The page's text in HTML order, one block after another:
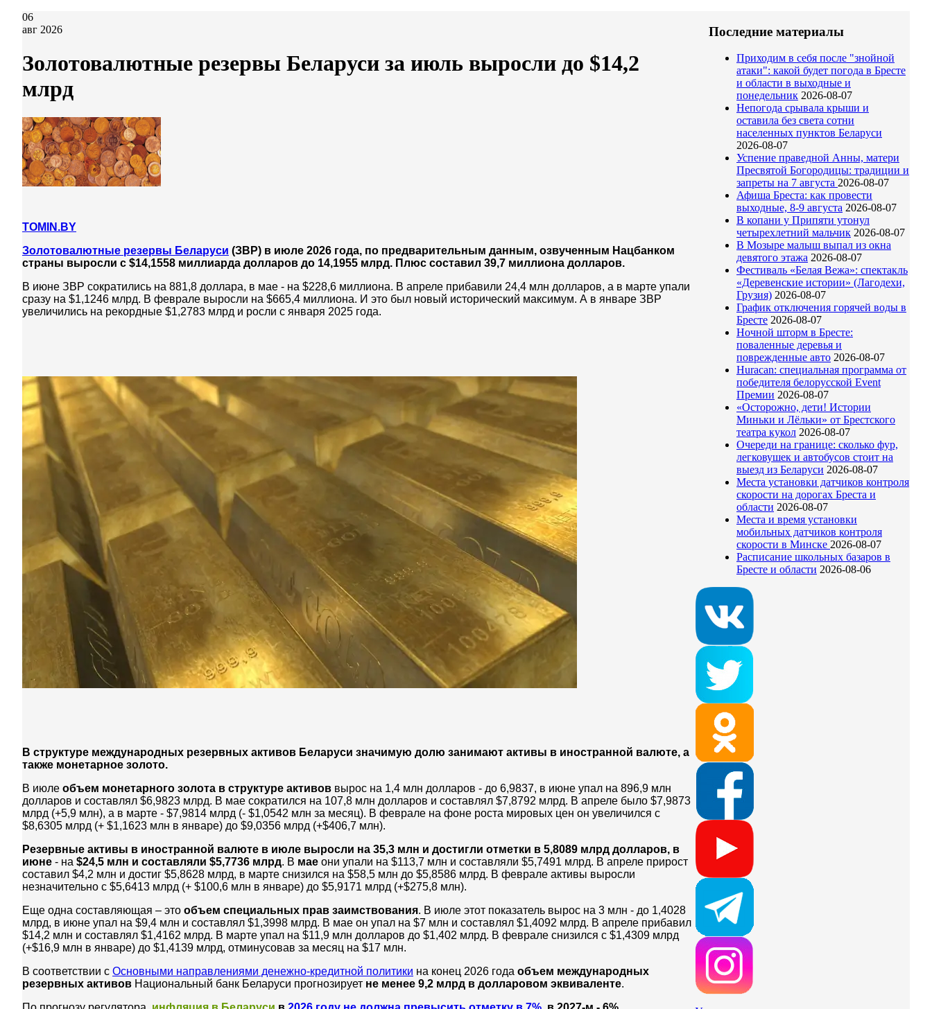
06
авг 2026
Золотовалютные резервы Беларуси за июль выросли до $14,2
млрд
TOMIN.BY
Золотовалютные резервы Беларуси (ЗВР) в июле 2026 года, по предварительным данным, озвученным Нацбанком
страны выросли с $14,1558 миллиарда долларов до 14,1955 млрд. Плюс составил 39,7 миллиона долларов.
В июне ЗВР сократились на 881,8 доллара, в мае - на $228,6 миллиона. В апреле прибавили 24,4 млн долларов, а в марте упали
сразу на $1,1246 млрд. В феврале выросли на $665,4 миллиона. И это был новый исторический максимум. А в январе ЗВР
увеличились на рекордные $1,2783 млрд и росли с января 2025 года.
В структуре международных резервных активов Беларуси значимую долю занимают активы в иностранной валюте, а
также монетарное золото.
В июле объем монетарного золота в структуре активов вырос на 1,4 млн долларов - до 6,9837, в июне упал на 896,9 млн
долларов и составлял $6,9823 млрд. В мае сократился на 107,8 млн долларов и составлял $7,8792 млрд. В апреле было $7,9873
млрд (+5,9 млн), а в марте - $7,9814 млрд (- $1,0542 млн за месяц). В феврале на фоне роста мировых цен он увеличился с
$8,6305 млрд (+ $1,1623 млн в январе) до $9,0356 млрд (+$406,7 млн).
Резервные активы в иностранной валюте в июле выросли на 35,3 млн и достигли отметки в 5,8089 млрд долларов, в
июне - на $24,5 млн и составляли $5,7736 млрд. В мае они упали на $113,7 млн и составляли $5,7491 млрд. В апреле прирост
составил $4,2 млн и достиг $5,8628 млрд, в марте снизился на $58,5 млн до $5,8586 млрд. В феврале активы выросли
незначительно с $5,6413 млрд (+ $100,6 млн в январе) до $5,9171 млрд (+$275,8 млн).
Еще одна составляющая – это объем специальных прав заимствования. В июле этот показатель вырос на 3 млн - до 1,4028
млрд, в июне упал на $9,4 млн и составлял $1,3998 млрд. В мае он упал на $7 млн и составлял $1,4092 млрд. В апреле прибавил
$14,2 млн и составлял $1,4162 млрд. В марте упал на $11,9 млн долларов до $1,402 млрд. В феврале снизился с $1,4309 млрд
(+$16,9 млн в январе) до $1,4139 млрд, отминусовав за месяц на $17 млн.
В соответствии с Основными направлениями денежно-кредитной политики на конец 2026 года объем международных
резервных активов Национальный банк Беларуси прогнозирует не менее 9,2 млрд в долларовом эквиваленте.
Последние материалы
Приходим в себя после "знойной
атаки": какой будет погода в Бресте
и области в выходные и
понедельник 2026-08-07
Непогода срывала крыши и
оставила без света сотни
населенных пунктов Беларуси
2026-08-07
Успение праведной Анны, матери
Пресвятой Богородицы: традиции и
запреты на 7 августа 2026-08-07
Афиша Бреста: как провести
выходные, 8-9 августа 2026-08-07
В копани у Припяти утонул
четырехлетний мальчик 2026-08-07
В Мозыре малыш выпал из окна
девятого этажа 2026-08-07
Фестиваль «Белая Вежа»: спектакль
«Деревенские истории» (Лагодехи,
Грузия) 2026-08-07
График отключения горячей воды в
Бресте 2026-08-07
Ночной шторм в Бресте:
поваленные деревья и
поврежденные авто 2026-08-07
Huracan: специальная программа от
победителя белорусской Event
Премии 2026-08-07
«Осторожно, дети! Истории
Миньки и Лёльки» от Брестского
театра кукол 2026-08-07
Очереди на границе: сколько фур,
легковушек и автобусов стоит на
выезд из Беларуси 2026-08-07
Места установки датчиков контроля
скорости на дорогах Бреста и
области 2026-08-07
Места и время установки
мобильных датчиков контроля
скорости в Минске 2026-08-07
Расписание школьных базаров в
Бресте и области 2026-08-06